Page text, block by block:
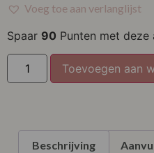
XXL
XXXL
Voeg toe aan verlanglijst
Spaar 90 Punten met deze
Toevoegen aan
Beschrijving